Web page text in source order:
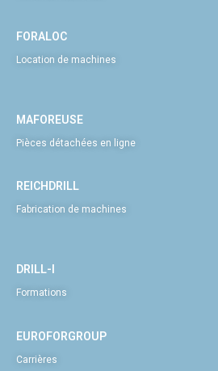
FORALOC
Location de machines
MAFOREUSE
Pièces détachées en ligne
REICHDRILL
Fabrication de machines
DRILL-I
Formations
EUROFORGROUP
Carrières